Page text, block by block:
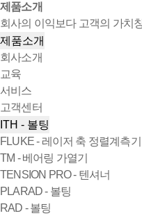
제품소개
회사의 이익보다 고객의 가치
제품소개
회사소개
교육
서비스
고객센터
ITH - 볼팅
FLUKE - 레이저 축 정렬계측
TM - 베어링 가열기
TENSION PRO - 텐셔너
PLARAD - 볼팅
RAD - 볼팅